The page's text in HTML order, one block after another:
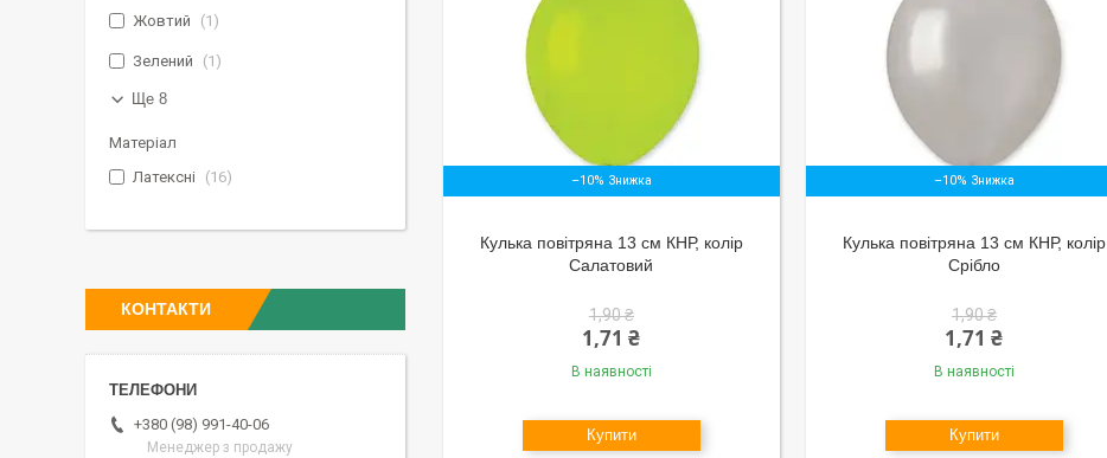
–10%
Кулька повітряна 13 см КНР, колір
Салатовий
1,90 ₴
1,71 ₴
В наявності
Купити
–10%
Кулька повітряна 13 см КНР, колір
Срібло
1,90 ₴
1,71 ₴
В наявності
Купити
Жовтий 1
Зелений 1
Ще 8
Матеріал
Латексні
16
КОНТАКТИ
+380 (98) 991-40-06
Менеджер з продажу